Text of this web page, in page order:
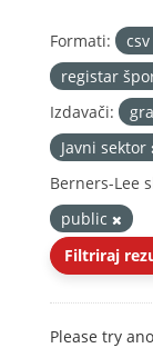
Formati:
registar
Izdavači:
Javni sektor
Berners-Lee
public
Filtriraj
Please try